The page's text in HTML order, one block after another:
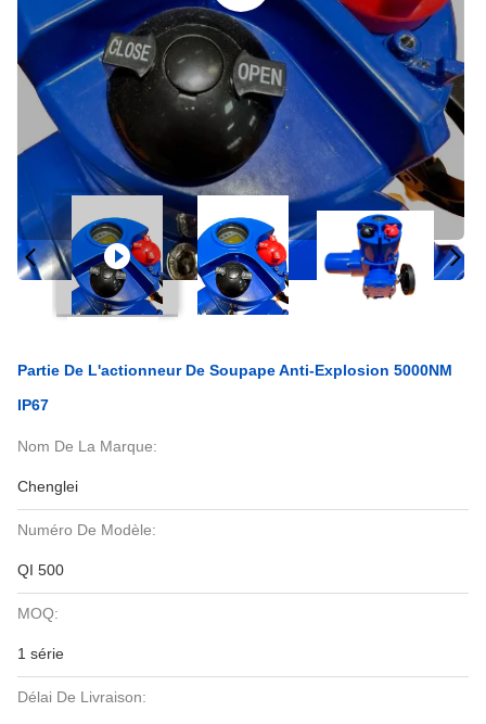
Partie De L'actionneur De Soupape Anti-Explosion 5000NM
IP67
Nom De La Marque:
Chenglei
Numéro De Modèle:
QI 500
MOQ:
1 série
Délai De Livraison: